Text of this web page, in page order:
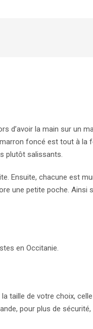
la main sur un
foncé est tout à la
plutôt salissants.
Ensuite, chacune est
une petite poche. Ainsi
en Occitanie.
taille de votre choix,
pour plus de